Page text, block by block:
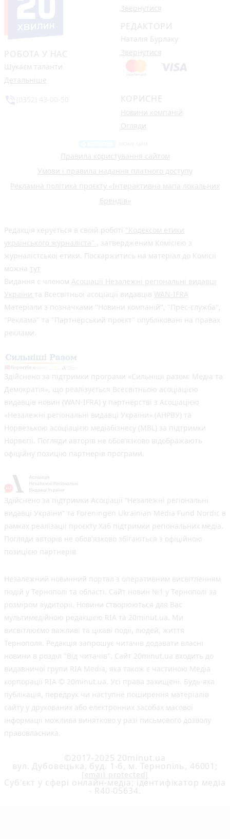
РОБОТА У НАС
Шукаєм таланти
Детальніше
Звернутися
РЕДАКТОРИ
Наталія Бурлаку
Звернутися
КОРИСНЕ
Новини компаній
Огляди
Правила користування сайтом
Умови і правила надання платного доступу
Рекламна політика проєкту «Інтерактивна мапа локальних
брендів»
Редакція керується в своїй роботі "Кодексом етики
українського журналіста" , затвердженим Комісією з
журналістської етики. Поскаржитись на матеріал до Комісії
можна тут
Видання є членом Асоціації Незалежні регіональні видавці
України та Всесвітньої асоціації видавців WAN-IFRA
Матеріали з позначками "Новини компаній", "Прес-служба",
"Реклама" та "Партнерський проєкт" опубліковані на правах
реклами.
Здійснено за підтримки програми «Сильніші разом: Медіа та
Демократія», що реалізується Всесвітньою асоціацією
видавців новин (WAN-IFRA) у партнерстві з Асоціацією
«Незалежні регіональні видавці України» (АНРВУ) та
Норвезькою асоціацією медіабізнесу (MBL) за підтримки
Норвегії. Погляди авторів не обов’язково відображають
офіційну позицію партнерів програми.
Здійснено за підтримки Асоціації “Незалежні регіональні
видавці України” та Foreningen Ukrainian Media Fund Nordic в
рамках реалізації проєкту Хаб підтримки регіональних медіа.
Погляди авторів не обов'язково збігаються з офіційною
позицією партнерів
Незалежний новинний портал з оперативним висвітленням
подій у Тернополі та області. Сайт новин №1 у Тернополі за
розміром аудиторії. Новини створюються для Вас
мультимедійною редакцією RIA та 20minut.ua. Ми
висвітлюємо важливі та цікаві події, людей, життя
Тернополя. Редакція запрошує читачів додавати власні
новини в розділ "Від читачів". Сайт 20minut.ua входить до
видавничої групи RIA Media, яка також є частиною Медіа
корпорації RIA © 20minut.ua. Усі права захищені. Будь-яка
публiкацiя, передрук чи наступне поширення матеріалів
сайту у друкованих або електронних засобах масової
інформації можлива винятково у разі письмового дозволу
правовласника.
©2017-2025 20minut.ua
вул. Дубовецька, буд. 1-б, м. Тернопіль, 46001;
[email protected]
Cуб'єкт у сфері онлайн-медіа; ідентифікатор медіа
- R40-05634.